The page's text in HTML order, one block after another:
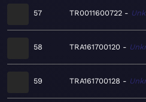
57 TR0011600722
58 TRA161700120
59 TRA161700128